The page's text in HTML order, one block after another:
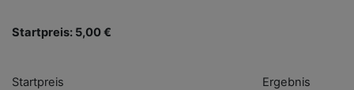
Startpreis: 5,00 €
Startpreis Ergebnis